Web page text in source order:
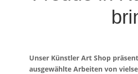
Unser Künstler Art Shop
ausgewählte Arbeiten von